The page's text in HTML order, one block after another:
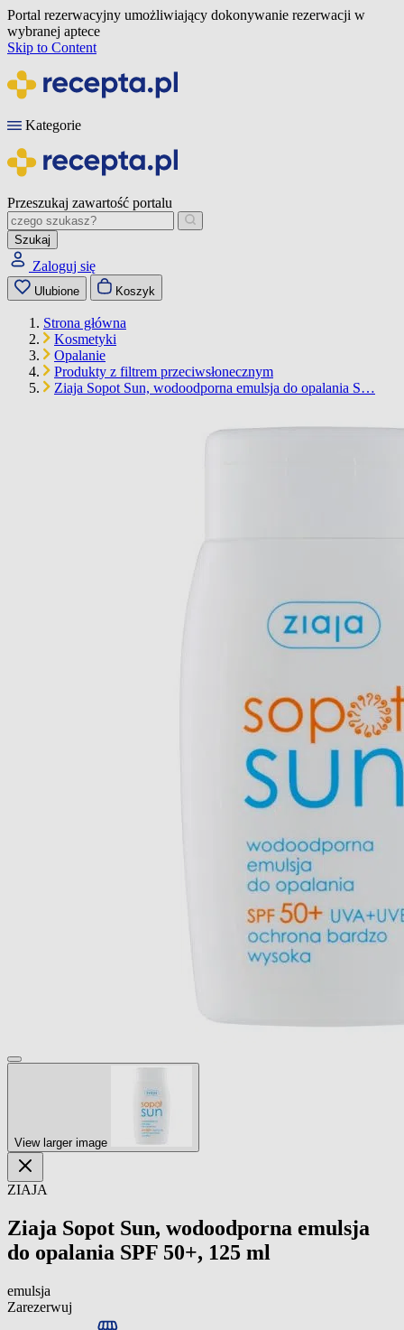
Portal rezerwacyjny umożliwiający dokonywanie rezerwacji w
wybranej aptece
Skip to Content
Kategorie
Przeszukaj zawartość portalu
Szukaj
Zaloguj się
Ulubione Koszyk
Strona główna
Kosmetyki
Opalanie
Produkty z filtrem przeciwsłonecznym
Ziaja Sopot Sun, wodoodporna emulsja do opalania S…
View larger image
ZIAJA
Ziaja Sopot Sun, wodoodporna emulsja
do opalania SPF 50+, 125 ml
emulsja
Zarezerwuj